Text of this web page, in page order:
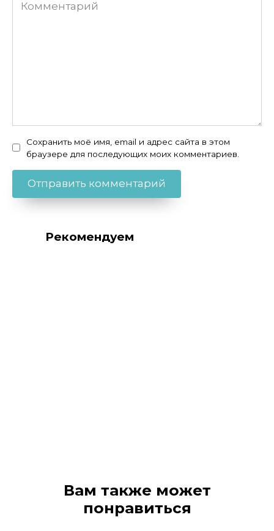
Сохранить моё имя, email и адрес сайта в этом
браузере для последующих моих комментариев.
Рекомендуем
Вам также может
понравиться